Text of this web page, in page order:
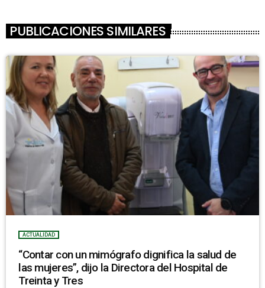
PUBLICACIONES SIMILARES
ACTUALIDAD
“Contar con un mimógrafo dignifica la salud de
las mujeres”, dijo la Directora del Hospital de
Treinta y Tres